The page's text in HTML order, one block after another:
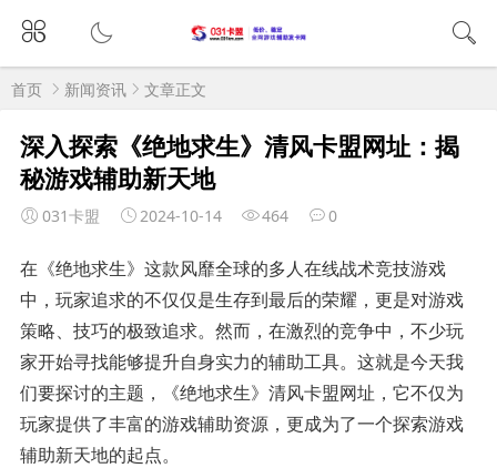
首页 新闻资讯 文章正文
深入探索《绝地求生》清风卡盟网址：揭
秘游戏辅助新天地
031卡盟 2024-10-14 464 0
在《绝地求生》这款风靡全球的多人在线战术竞技游戏
中，玩家追求的不仅仅是生存到最后的荣耀，更是对游戏
策略、技巧的极致追求。然而，在激烈的竞争中，不少玩
家开始寻找能够提升自身实力的辅助工具。这就是今天我
们要探讨的主题，《绝地求生》清风卡盟网址，它不仅为
玩家提供了丰富的游戏辅助资源，更成为了一个探索游戏
辅助新天地的起点。